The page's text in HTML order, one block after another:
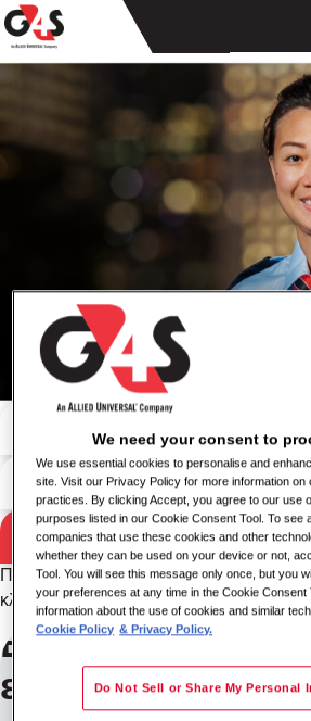
Αποτελέσματα
αναζήτησης
Αναζήτηση με λέξη-κλειδί
Αναζήτηση κατά τοποθεσία
Αναζήτηση
Παρακαλώ δοκιμάστε έναν διαφορετικό
κλειδιού/τοποθεσίας ή διευρύνετε τα
Εγγραφείτε για
ειδοποιήσεις
We need your consent to
We use essential cookies to personalise and
site. Visit our Privacy Policy for more information on
practices. By clicking Accept, you agree to our use
purposes listed in our Cookie Consent Tool. To see
companies that use these cookies and other
whether they can be used on your device or not,
Tool. You will see this message only once, but you
your preferences at any time in the Cookie Consent
information about the use of cookies and similar
Cookie Policy & Privacy Policy.
Do Not Sell or Share My Personal